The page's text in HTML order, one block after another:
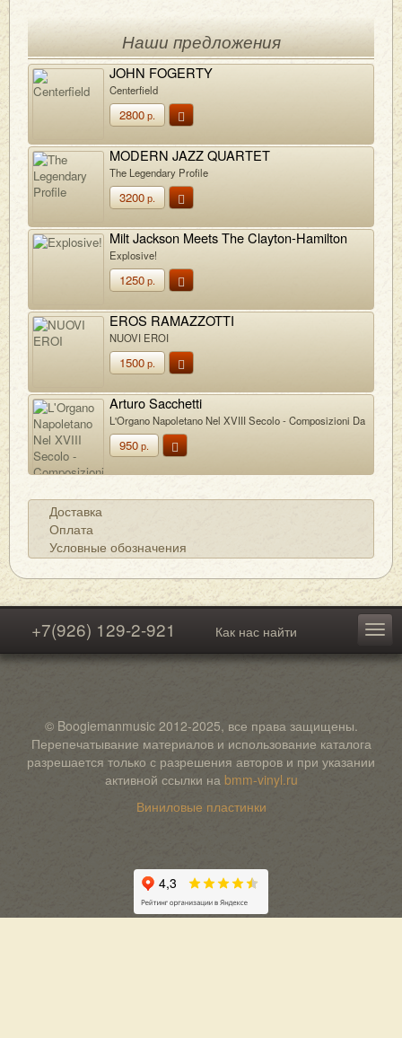
Наши предложения
JOHN FOGERTY
Centerfield
2800р.
MODERN JAZZ QUARTET
The Legendary Profile
3200р.
Milt Jackson Meets The Clayton-Hamilton
Jazz Orchestra
Explosive!
1250р.
EROS RAMAZZOTTI
NUOVI EROI
1500р.
Arturo Sacchetti
L'Organo Napoletano Nel XVIII Secolo - Composizioni Da
Chiesa
950р.
Доставка
Оплата
Условные обозначения
+7(926) 129-2-921 Как нас найти
© Boogiemanmusic 2012-2025, все права защищены.
Перепечатывание материалов и использование каталога
разрешается только с разрешения авторов и при указании
активной ссылки на bmm-vinyl.ru
Виниловые пластинки